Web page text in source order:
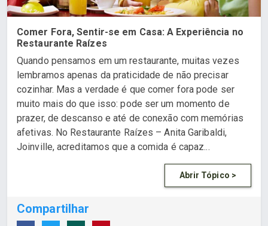
Comer Fora, Sentir-se em Casa: A Experiência no
Restaurante Raízes
Quando pensamos em um restaurante, muitas vezes
lembramos apenas da praticidade de não precisar
cozinhar. Mas a verdade é que comer fora pode ser
muito mais do que isso: pode ser um momento de
prazer, de descanso e até de conexão com memórias
afetivas. No Restaurante Raízes – Anita Garibaldi,
Joinville, acreditamos que a comida é capaz...
Abrir Tópico >
Compartilhar